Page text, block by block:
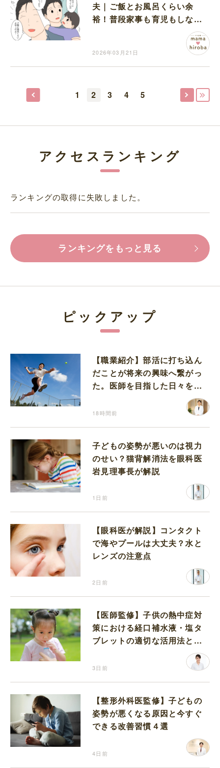
夫｜ご飯とお風呂くらい余
裕！普段家事も育児もしない
くせに自信だけは一人前な夫
2026年03月21日
1 2 3 4 5
アクセスランキング
ランキングの取得に失敗しました。
ランキングをもっと見る
ピックアップ
【職業紹介】部活に打ち込ん
だことが将来の興味へ繋がっ
た。医師を目指した日々を振
18時間前
子どもの姿勢が悪いのは視力
のせい？猫背解消法を眼科医
岩見理事長が解説
1日前
【眼科医が解説】コンタクト
で海やプールは大丈夫？水と
レンズの注意点
2日前
【医師監修】子供の熱中症対
策における経口補水液・塩タ
ブレットの適切な活用法と水
3日前
【整形外科医監修】子どもの
姿勢が悪くなる原因と今すぐ
できる改善習慣４選
4日前